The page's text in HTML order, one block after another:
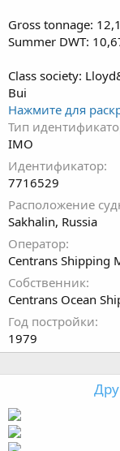
Gross tonnage:
Summer DWT:
Class society:
Bui
Нажмите для
Тип
IMO
Идентификатор
7716529
Расположение
Sakhalin, Russia
Оператор
Centrans Shipping
Собственник
Centrans Ocean
Год постройки
1979